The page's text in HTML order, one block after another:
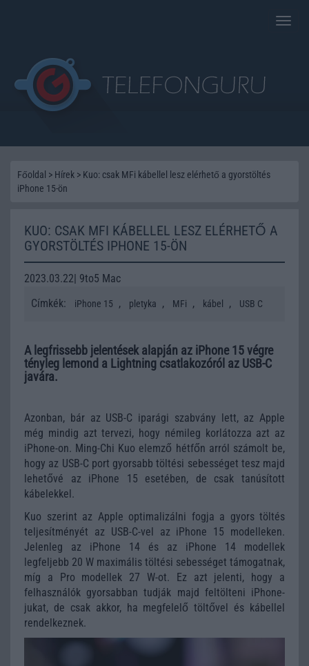
Toggle
Főoldal > Hírek > Kuo: csak MFi kábellel lesz elérhető a gyorstöltés
iPhone 15-ön
KUO: CSAK MFI KÁBELLEL LESZ ELÉRHETŐ A
GYORSTÖLTÉS IPHONE 15-ÖN
2023.03.22| 9to5 Mac
Címkék:
iPhone 15 , pletyka , MFi , kábel , USB C
A legfrissebb jelentések alapján az iPhone 15 végre
tényleg lemond a Lightning csatlakozóról az USB-C
javára.
Azonban, bár az USB-C iparági szabvány lett, az Apple
még mindig azt tervezi, hogy némileg korlátozza azt az
iPhone-on. Ming-Chi Kuo elemző hétfőn arról számolt be,
hogy az USB-C port gyorsabb töltési sebességet tesz majd
lehetővé az iPhone 15 esetében, de csak tanúsított
kábelekkel.
Kuo szerint az Apple optimalizálni fogja a gyors töltés
teljesítményét az USB-C-vel az iPhone 15 modelleken.
Jelenleg az iPhone 14 és az iPhone 14 modellek
legfeljebb 20 W maximális töltési sebességet támogatnak,
míg a Pro modellek 27 W-ot. Ez azt jelenti, hogy a
felhasználók gyorsabban tudják majd feltölteni iPhone-
jukat, de csak akkor, ha megfelelő töltővel és kábellel
rendelkeznek.